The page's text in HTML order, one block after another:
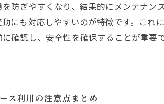
防ぎやすくなり、結果的にメンテナ
にも対応しやすいのが特徴です。こ
確認し、安全性を確保することが重
ス利用の注意点まとめ